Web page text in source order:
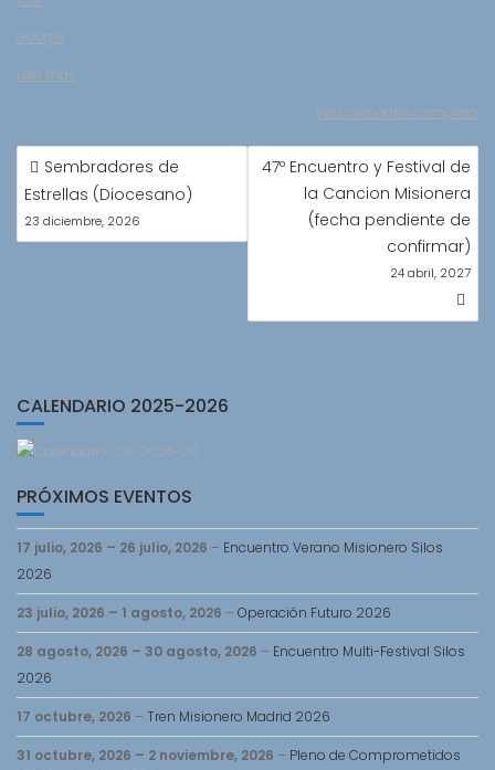
Misionera
Google
Leer más
Ver calendario completo
NAVEGACIÓN
DE
ENTRADAS
Sembradores de
Estrellas (Diocesano)
23 diciembre, 2026
47º Encuentro y Festival de
la Cancion Misionera
(fecha pendiente de
confirmar)
24 abril, 2027
CALENDARIO 2025-2026
PRÓXIMOS EVENTOS
17 julio, 2026 – 26 julio, 2026 – Encuentro Verano Misionero Silos
2026
23 julio, 2026 – 1 agosto, 2026 – Operación Futuro 2026
28 agosto, 2026 – 30 agosto, 2026 – Encuentro Multi-Festival Silos
2026
17 octubre, 2026 – Tren Misionero Madrid 2026
31 octubre, 2026 – 2 noviembre, 2026 – Pleno de Comprometidos